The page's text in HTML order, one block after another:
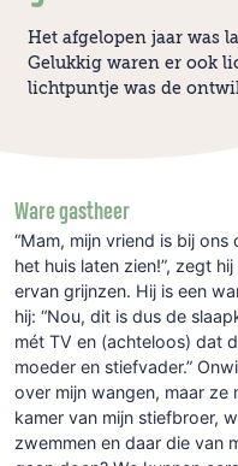
Het afgelopen jaar was
Gelukkig waren er ook
lichtpuntje was de
Ware gastheer
“Mam, mijn vriend is bij
het huis laten zien!”, zegt
ervan grijnzen. Hij is een
hij: “Nou, dit is dus de
mét TV en (achteloos) dat
moeder en stiefvader.”
over mijn wangen, maar ze
kamer van mijn stiefbroer,
zwemmen en daar die van